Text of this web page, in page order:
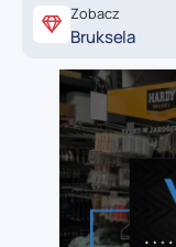
Zobacz
Bruksela